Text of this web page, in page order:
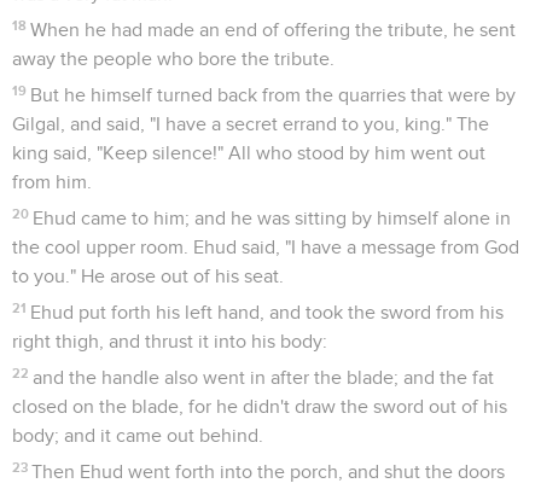
18 When he had made an end of offering the tribute, he sent
away the people who bore the tribute.
19 But he himself turned back from the quarries that were by
Gilgal, and said, "I have a secret errand to you, king." The
king said, "Keep silence!" All who stood by him went out
from him.
20 Ehud came to him; and he was sitting by himself alone in
the cool upper room. Ehud said, "I have a message from God
to you." He arose out of his seat.
21 Ehud put forth his left hand, and took the sword from his
right thigh, and thrust it into his body:
22 and the handle also went in after the blade; and the fat
closed on the blade, for he didn't draw the sword out of his
body; and it came out behind.
23 Then Ehud went forth into the porch, and shut the doors